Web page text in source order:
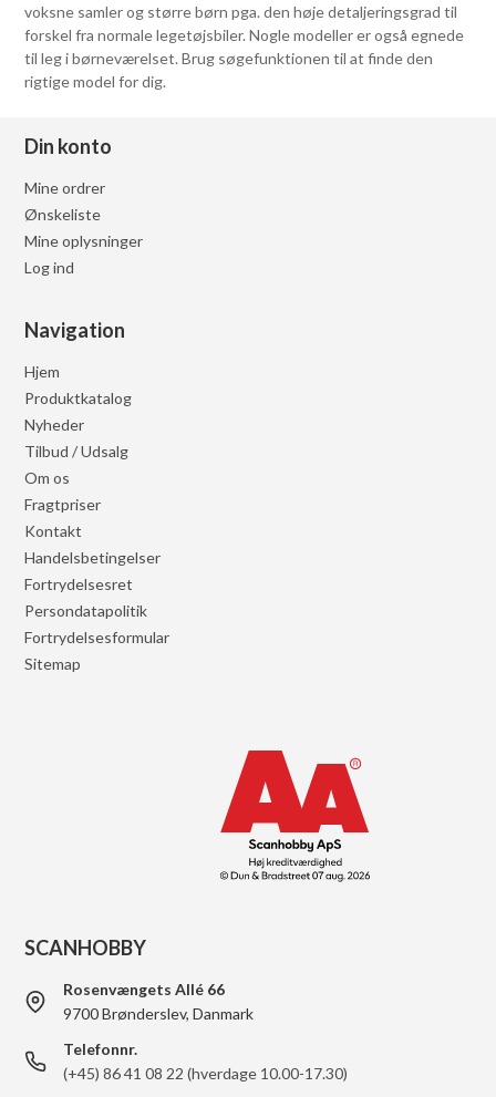
voksne samler og større børn pga. den høje detaljeringsgrad til
forskel fra normale legetøjsbiler. Nogle modeller er også egnede
til leg i børneværelset. Brug søgefunktionen til at finde den
rigtige model for dig.
Din konto
Mine ordrer
Ønskeliste
Mine oplysninger
Log ind
Navigation
Hjem
Produktkatalog
Nyheder
Tilbud / Udsalg
Om os
Fragtpriser
Kontakt
Handelsbetingelser
Fortrydelsesret
Persondatapolitik
Fortrydelsesformular
Sitemap
SCANHOBBY
Rosenvængets Allé 66
9700 Brønderslev, Danmark
Telefonnr.
(+45) 86 41 08 22 (hverdage 10.00-17.30)